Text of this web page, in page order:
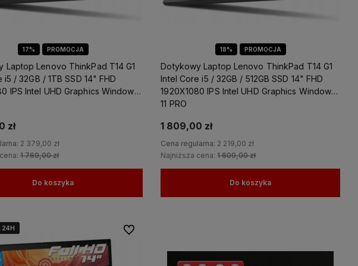
17% PROMOCJA
Laptop Lenovo ThinkPad T14 G1
i5 / 32GB / 1TB SSD 14" FHD
IPS Intel UHD Graphics Windows
zł
2 379,00 zł
1 769,00 zł
Do koszyka
18% PROMOCJA
Dotykowy Laptop Lenovo ThinkPad T14 G1
Intel Core i5 / 32GB / 512GB SSD 14" FHD
1920X1080 IPS Intel UHD Graphics Windows
11 PRO
1 809,00 zł
Cena regularna: 2 219,00 zł
Najniższa cena:1 609,00 zł
Do koszyka
24H
24H
24H
24H Do ulubionych